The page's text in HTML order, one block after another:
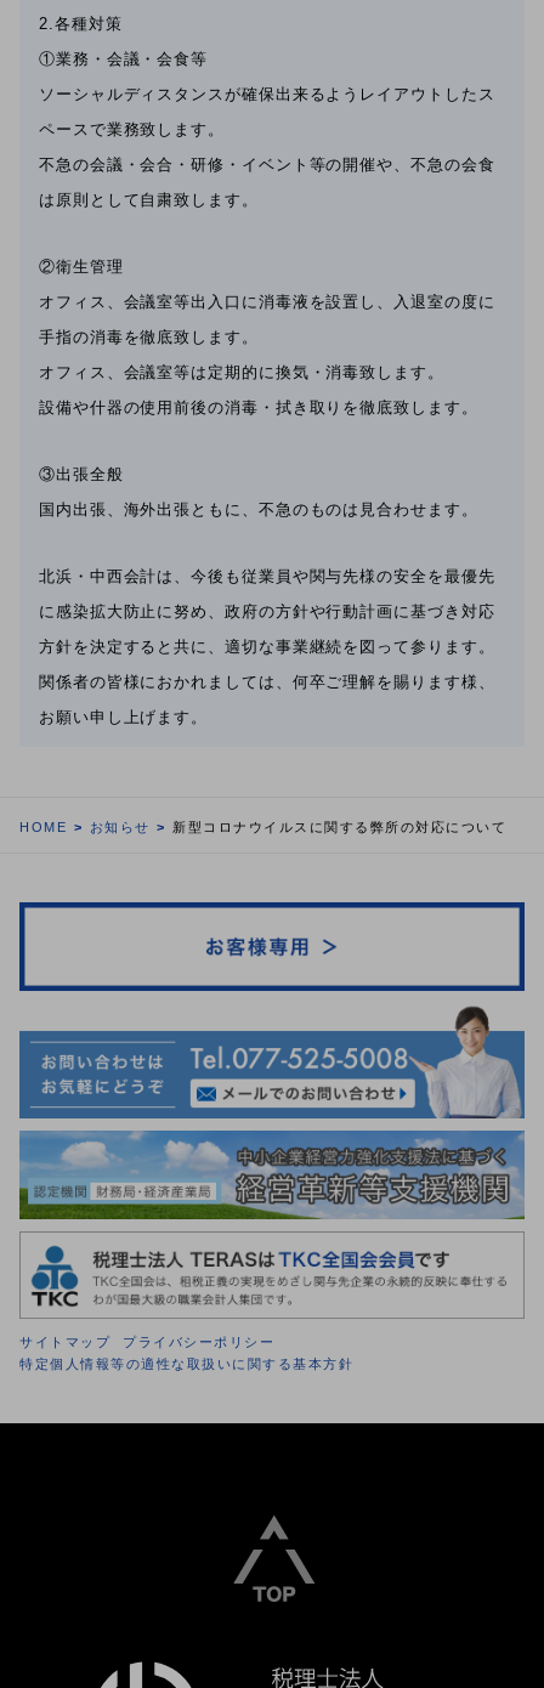
2.各種対策
①業務・会議・会食等
ソーシャルディスタンスが確保出来るようレイアウトしたス
ペースで業務致します。
不急の会議・会合・研修・イベント等の開催や、不急の会食
は原則として自粛致します。
②衛生管理
オフィス、会議室等出入口に消毒液を設置し、入退室の度に
手指の消毒を徹底致します。
オフィス、会議室等は定期的に換気・消毒致します。
設備や什器の使用前後の消毒・拭き取りを徹底致します。
③出張全般
国内出張、海外出張ともに、不急のものは見合わせます。
北浜・中西会計は、今後も従業員や関与先様の安全を最優先
に感染拡大防止に努め、政府の方針や行動計画に基づき対応
方針を決定すると共に、適切な事業継続を図って参ります。
関係者の皆様におかれましては、何卒ご理解を賜ります様、
お願い申し上げます。
HOME お知らせ 新型コロナウイルスに関する弊所の対応について
サイトマップ
プライバシーポリシー
特定個人情報等の適性な取扱いに関する基本方針